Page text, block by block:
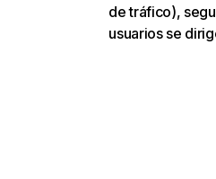
de tráfico),
usuarios se